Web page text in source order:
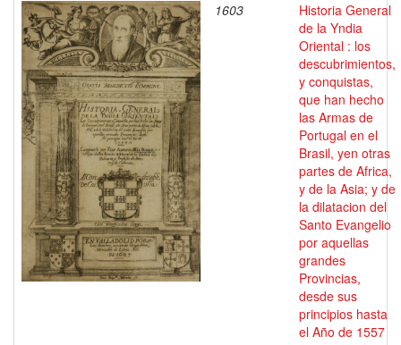
1603
Historia General
de la Yndia
Oriental : los
descubrimientos,
y conquistas,
que han hecho
las Armas de
Portugal en el
Brasil, yen otras
partes de Africa,
y de la Asia; y de
la dilatacion del
Santo Evangelio
por aquellas
grandes
Provincias,
desde sus
principios hasta
el Año de 1557